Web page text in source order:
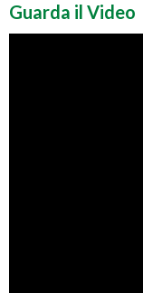
Guarda il Video